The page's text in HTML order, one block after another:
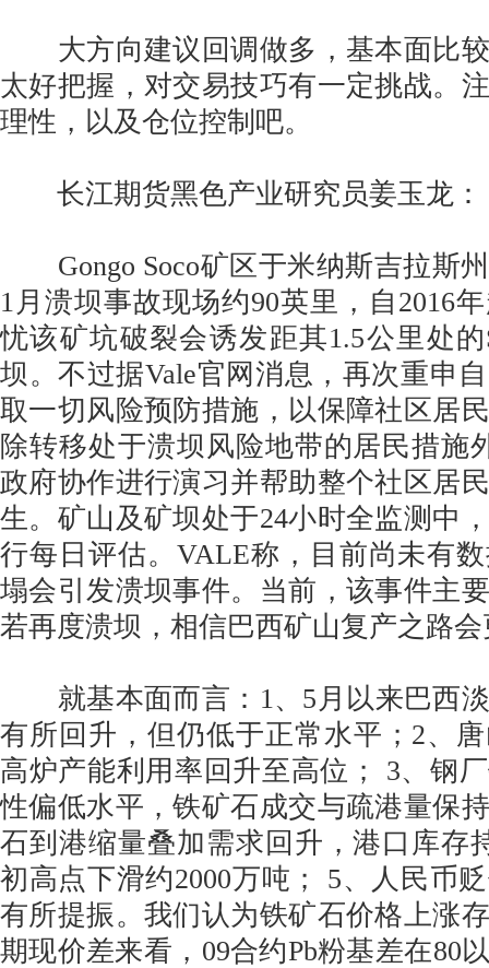
大方向建议回调做多，基本面比较
太好把握，对交易技巧有一定挑战。
理性，以及仓位控制吧。
长江期货黑色产业研究员姜玉龙：
Gongo Soco矿区于米纳斯吉拉斯
1月溃坝事故现场约90英里，自2016
忧该矿坑破裂会诱发距其1.5公里处的
坝。不过据Vale官网消息，再次重申
取一切风险预防措施，以保障社区居
除转移处于溃坝风险地带的居民措施
政府协作进行演习并帮助整个社区居
生。矿山及矿坝处于24小时全监测中
行每日评估。VALE称，目前尚未有
塌会引发溃坝事件。当前，该事件主
若再度溃坝，相信巴西矿山复产之路
就基本面而言：1、5月以来巴西淡
有所回升，但仍低于正常水平；2、
高炉产能利用率回升至高位； 3、钢
性偏低水平，铁矿石成交与疏港量保
石到港缩量叠加需求回升，港口库存
初高点下滑约2000万吨； 5、人民币
有所提振。我们认为铁矿石价格上涨
期现价差来看，09合约Pb粉基差在80